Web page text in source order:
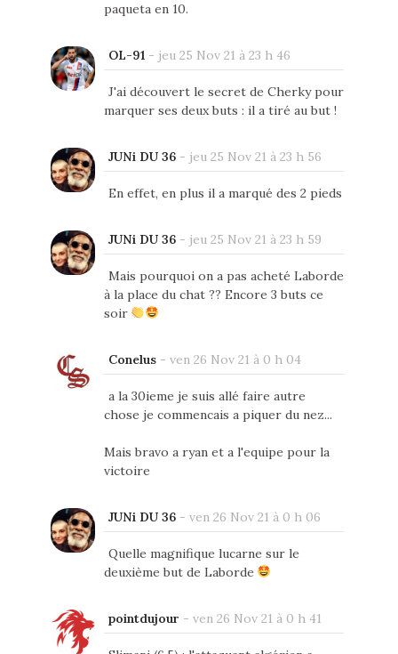
paqueta en 10.
OL-91- jeu 25 Nov 21 à 23 h 46
J'ai découvert le secret de Cherky pour
marquer ses deux buts : il a tiré au but !
JUNi DU 36- jeu 25 Nov 21 à 23 h 56
En effet, en plus il a marqué des 2 pieds
JUNi DU 36- jeu 25 Nov 21 à 23 h 59
Mais pourquoi on a pas acheté Laborde
à la place du chat ?? Encore 3 buts ce
soir
Conelus- ven 26 Nov 21 à 0 h 04
a la 30ieme je suis allé faire autre
chose je commencais a piquer du nez...
Mais bravo a ryan et a l'equipe pour la
victoire
JUNi DU 36- ven 26 Nov 21 à 0 h 06
Quelle magnifique lucarne sur le
deuxième but de Laborde
pointdujour - ven 26 Nov 21 à 0 h 41